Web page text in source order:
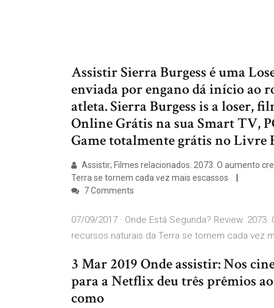
Assistir Sierra Burgess é uma
enviada por engano dá início ao
atleta. Sierra Burgess is a loser,
Online Grátis na sua Smart TV,
Game totalmente grátis no Livre
Assistir; Filmes relacionados. 2073. O aumento
Terra se tornem cada vez mais escassos
7 Comments
07/09/2017 · Onde Está Segunda? Review.
recursos naturais da Terra se tornem cada vez
3 Mar 2019 Onde assistir: Nos
para a Netflix deu três prêmios
como